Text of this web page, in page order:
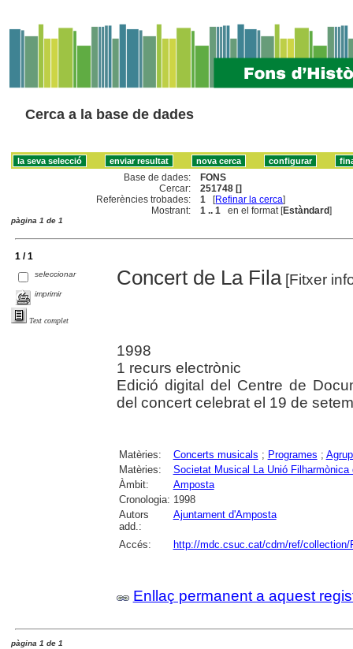
Cerca a la base de dades
Base de dades:
FONS
Cercar:
251748 []
Referències trobades:
1 [Refinar la cerca]
Mostrant:
1 .. 1 en el format [Estàndard]
pàgina 1 de 1
1 / 1
seleccionar
imprimir
Text complet
Concert de La Fila[Fitxer
1998
1 recurs electrònic
Edició digital del Centre de
del concert celebrat el 19 de
Matèries: Concerts musicals ; Programes ;
Matèries:
Societat Musical La Unió Filharmònica
Àmbit:
Amposta
Cronologia: 1998
Autors
add.:
Ajuntament d'Amposta
Accés: http://mdc.csuc.cat/cdm/ref/collection/
Enllaç permanent a aquest
pàgina 1 de 1